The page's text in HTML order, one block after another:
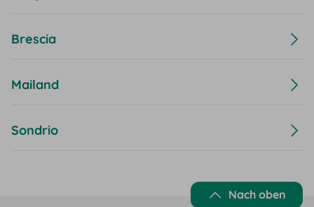
Brescia
Mailand
Sondrio
Nach oben